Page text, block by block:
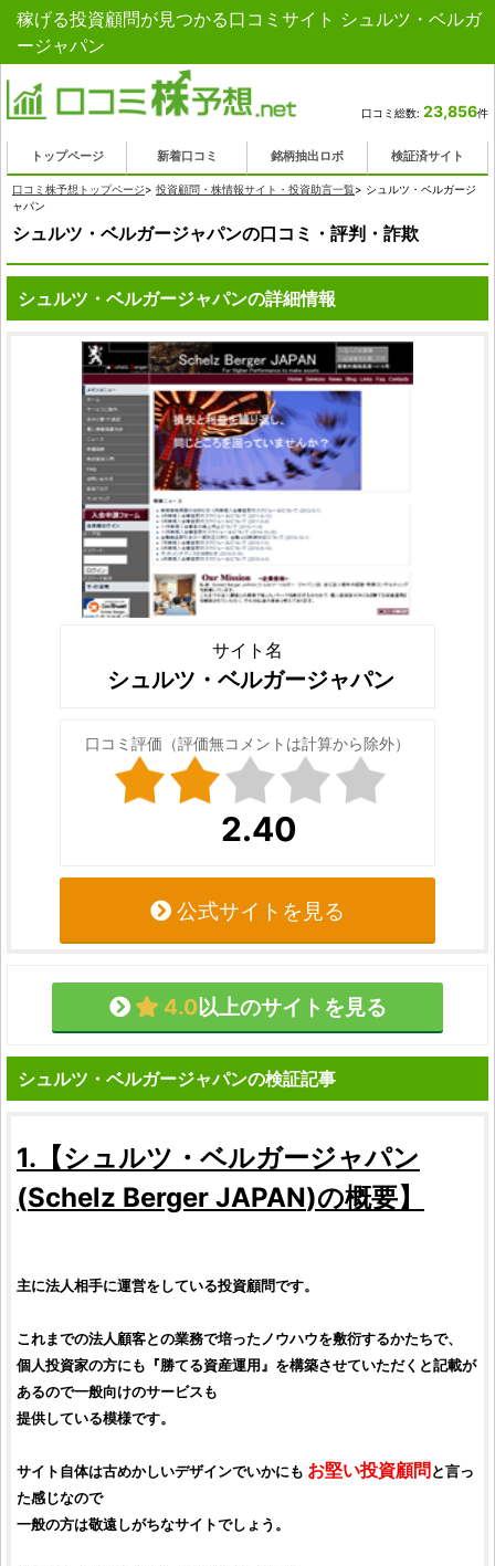
稼げる投資顧問が見つかる口コミサイト シュルツ・ベルガ
ージャパン
口コミ総数: 23,856件
トップページ 新着口コミ 銘柄抽出ロボ 検証済サイト
口コミ株予想トップページ> 投資顧問・株情報サイト・投資助言一覧> シュルツ・ベルガージ
ャパン
シュルツ・ベルガージャパンの口コミ・評判・詐欺
シュルツ・ベルガージャパンの詳細情報
サイト名
シュルツ・ベルガージャパン
口コミ評価（評価無コメントは計算から除外）
2.40
公式サイトを見る
4.0以上のサイトを見る
シュルツ・ベルガージャパンの検証記事
1.【シュルツ・ベルガージャパン
(Schelz Berger JAPAN)の概要】
主に法人相手に運営をしている投資顧問です。
これまでの法人顧客との業務で培ったノウハウを敷衍するかたちで、
個人投資家の方にも『勝てる資産運用』を構築させていただくと記載が
あるので一般向けのサービスも
提供している模様です。
サイト自体は古めかしいデザインでいかにも お堅い投資顧問 と言っ
た感じなので
一般の方は敬遠しがちなサイトでしょう。